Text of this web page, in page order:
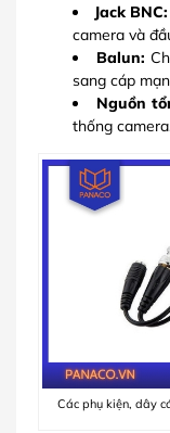
Jack BNC:
camera và
Balun:
sang cáp
Nguồn
thống
Các phụ kiện, dây